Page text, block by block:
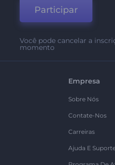
Participar
Você pode cancelar a
momento
Empresa
Sobre Nós
Contate-Nos
Carreiras
Ajuda E